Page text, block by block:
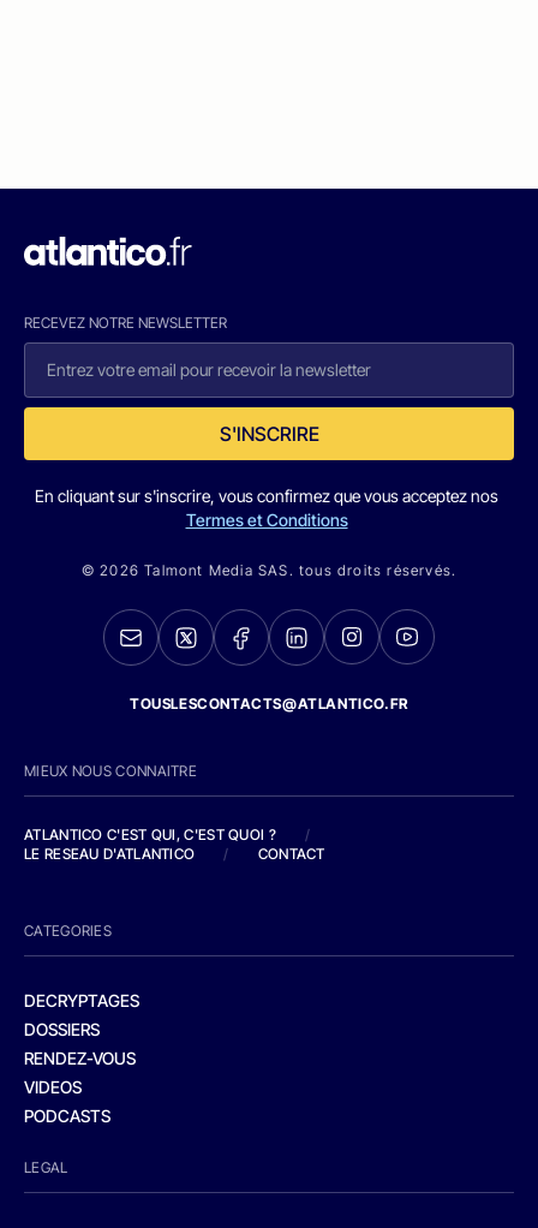
RECEVEZ NOTRE NEWSLETTER
S'INSCRIRE
En cliquant sur s'inscrire, vous confirmez que vous acceptez nos
Termes et Conditions
© 2026 Talmont Media SAS. tous droits réservés.
TOUSLESCONTACTS@ATLANTICO.FR
MIEUX NOUS CONNAITRE
ATLANTICO C'EST QUI, C'EST QUOI ?
/
LE RESEAU D'ATLANTICO
/ CONTACT
CATEGORIES
DECRYPTAGES
DOSSIERS
RENDEZ-VOUS
VIDEOS
PODCASTS
LEGAL